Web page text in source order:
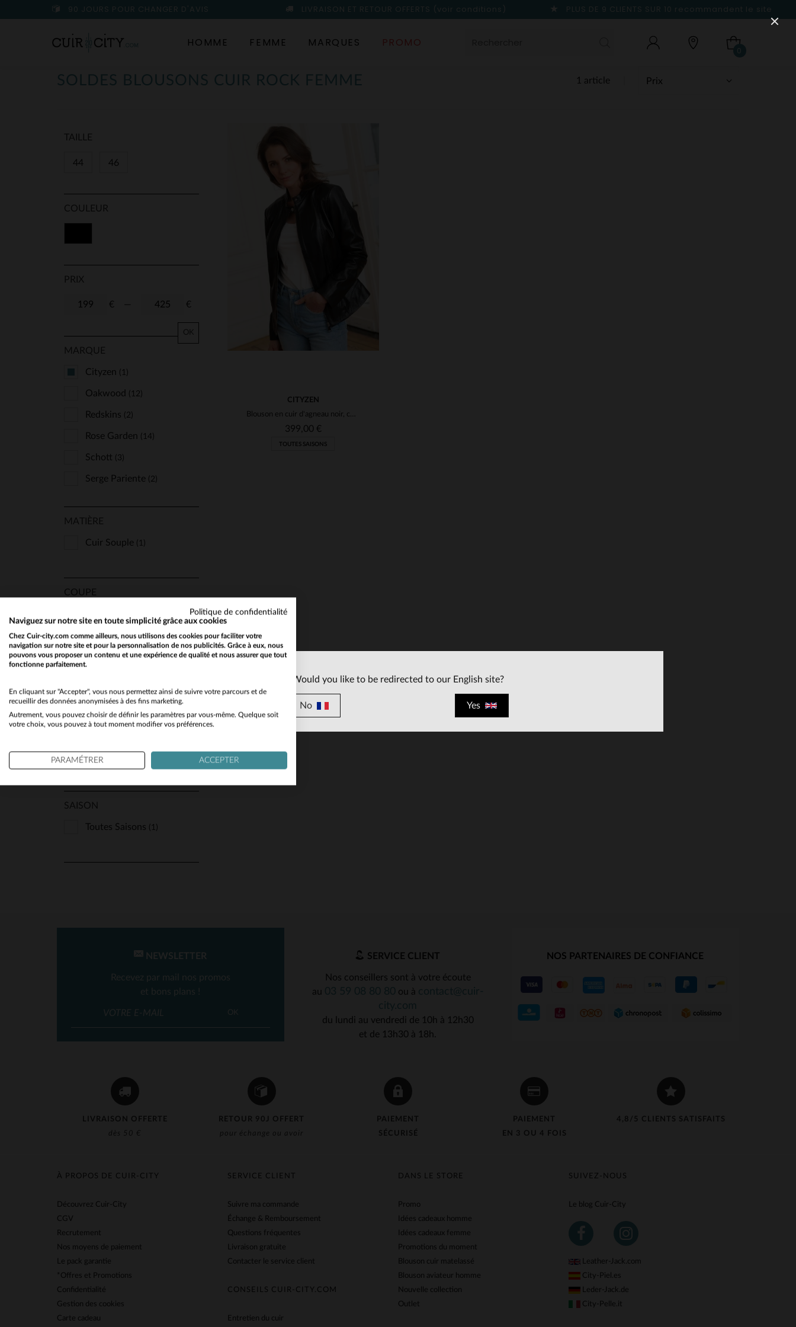
90 JOURS POUR CHANGER D'AVIS LIVRAISON ET RETOUR OFFERTS (voir conditions) PLUS DE 9 CLIENTS SUR 10 recommandent le site
HOMME FEMME MARQUES PROMO
0
1 article
SOLDES BLOUSONS CUIR ROCK FEMME
TAILLE
44 46
COULEUR
PRIX
€ €
OK
MARQUE
Cityzen (1)
Oakwood (12)
Redskins (2)
Rose Garden (14)
Schott (3)
Serge Pariente (2)
MATIÈRE
Cuir Souple (1)
COUPE
TYPE
Rock
SAISON
Toutes Saisons (1)
CITYZEN
Blouson en cuir d'agneau noir, col motard, style rock et coupe droite.
399,00 €
TOUTES SAISONS
LIVRAISON OFFERTE
dès 50 €
RETOUR 90J OFFERT
pour échange ou avoir
PAIEMENT
SÉCURISÉ
PAIEMENT
EN 3 OU 4 FOIS
4,8/5 CLIENTS SATISFAITS
NEWSLETTER
Recevez par mail nos promos
et bons plans !
OK
SERVICE CLIENT
Nos conseillers sont à votre écoute
au
ou à
du lundi au vendredi de 10h à 12h30
et de 13h30 à 18h.
NOS PARTENAIRES DE CONFIANCE
SUIVEZ-NOUS
Le blog Cuir-City
Leather-Jack.com
City-Piel.es
Leder-Jack.de
City-Pelle.it
SERVICE CLIENT
Suivre ma commande
Échange & Remboursement
Questions fréquentes
Livraison gratuite
Contacter le service client
CONSEILS CUIR-CITY.COM
Entretien du cuir
DANS LE STORE
Promo
Idées cadeaux homme
Idées cadeaux femme
Promotions du moment
Blouson cuir matelassé
Blouson aviateur homme
Nouvelle collection
Outlet
À PROPOS DE CUIR-CITY
Découvrez Cuir-City
CGV
Recrutement
Nos moyens de paiement
Le pack garantie
*Offres et Promotions
Confidentialité
Gestion des cookies
Carte cadeau
Would you like to be redirected to our English site?
No Yes
Politique de confidentialité
Naviguez sur notre site en toute simplicité grâce aux cookies
Chez Cuir-city.com comme ailleurs, nous utilisons des cookies pour faciliter votre
navigation sur notre site et pour la personnalisation de nos publicités. Grâce à eux, nous
pouvons vous proposer un contenu et une expérience de qualité et nous assurer que tout
fonctionne parfaitement.
En cliquant sur "Accepter", vous nous permettez ainsi de suivre votre parcours et de
recueillir des données anonymisées à des fins marketing.
Autrement, vous pouvez choisir de définir les paramètres par vous-même. Quelque soit
votre choix, vous pouvez à tout moment modifier vos préférences.
PARAMÉTRER ACCEPTER